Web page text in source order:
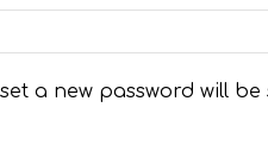
a new password will